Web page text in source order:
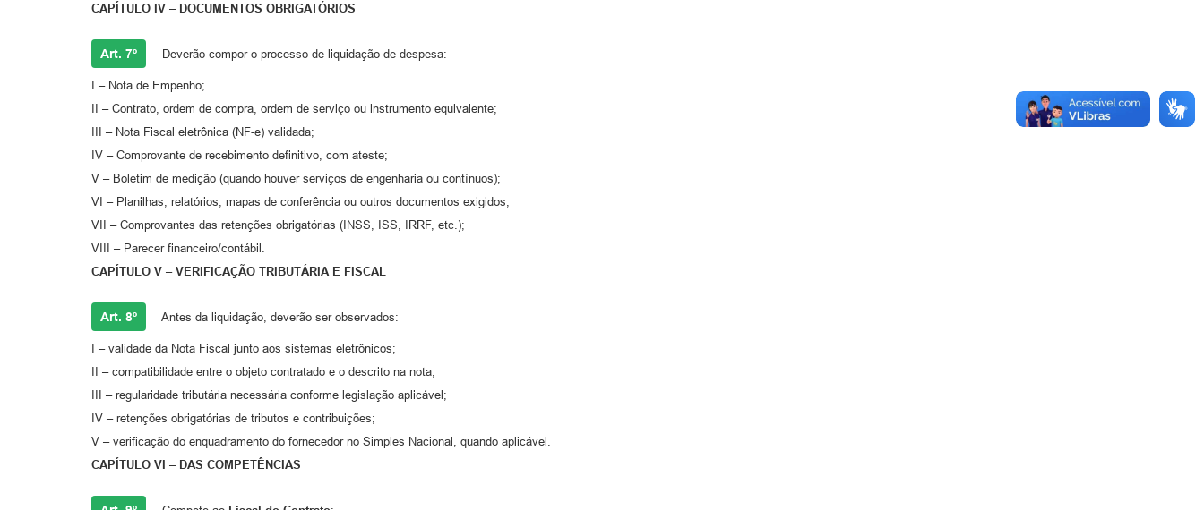
CAPÍTULO IV – DOCUMENTOS OBRIGATÓRIOS
Art. 7º Deverão compor o processo de liquidação de despesa:
I – Nota de Empenho;
II – Contrato, ordem de compra, ordem de serviço ou instrumento equivalente;
III – Nota Fiscal eletrônica (NF-e) validada;
IV – Comprovante de recebimento definitivo, com ateste;
V – Boletim de medição (quando houver serviços de engenharia ou contínuos);
VI – Planilhas, relatórios, mapas de conferência ou outros documentos exigidos;
VII – Comprovantes das retenções obrigatórias (INSS, ISS, IRRF, etc.);
VIII – Parecer financeiro/contábil.
CAPÍTULO V – VERIFICAÇÃO TRIBUTÁRIA E FISCAL
Art. 8º Antes da liquidação, deverão ser observados:
I – validade da Nota Fiscal junto aos sistemas eletrônicos;
II – compatibilidade entre o objeto contratado e o descrito na nota;
III – regularidade tributária necessária conforme legislação aplicável;
IV – retenções obrigatórias de tributos e contribuições;
V – verificação do enquadramento do fornecedor no Simples Nacional, quando aplicável.
CAPÍTULO VI – DAS COMPETÊNCIAS